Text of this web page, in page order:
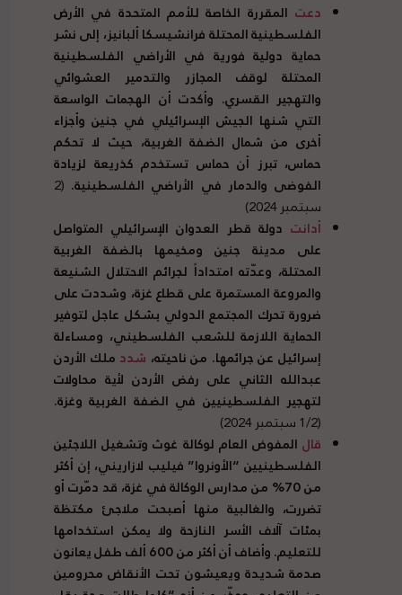
دعت المقررة الخاصة للأمم المتحدة في الأرض
الفلسطينية المحتلة فرانشيسكا ألبانيز، إلى نشر
حماية دولية فورية في الأراضي الفلسطينية
المحتلة لوقف المجازر والتدمير العشوائي
والتهجير القسري. وأكدت أن الهجمات الواسعة
التي شنها الجيش الإسرائيلي في جنين وأجزاء
أخرى من شمال الضفة الغربية، حيث لا تحكم
حماس، تبرز أن حماس تستخدم كذريعة لزيادة
الفوضى والدمار في الأراضي الفلسطينية. (2
سبتمبر 2024)
أدانت دولة قطر العدوان الإسرائيلي المتواصل
على مدينة جنين ومخيمها بالضفة الغربية
المحتلة، وعدّته امتداداً لجرائم الاحتلال الشنيعة
والمروعة المستمرة على قطاع غزة، وشددت على
ضرورة تحرك المجتمع الدولي بشكل عاجل لتوفير
الحماية اللازمة للشعب الفلسطيني، ومساءلة
إسرائيل عن جرائمها. من ناحيته، شدد ملك الأردن
عبدالله الثاني على رفض الأردن لأية محاولات
لتهجير الفلسطينيين في الضفة الغربية وغزة.
(1/2 سبتمبر 2024)
قال المفوض العام لوكالة غوث وتشغيل اللاجئين
الفلسطينيين “الأونروا” فيليب لازاريني، إن أكثر
من 70% من مدارس الوكالة في غزة، قد دمّرت أو
تضررت، والغالبية منها أصبحت ملاجئ مكتظة
بمئات آلاف الأسر النازحة ولا يمكن استخدامها
للتعليم. وأضاف أن أكثر من 600 ألف طفل يعانون
صدمة شديدة ويعيشون تحت الأنقاض محرومين